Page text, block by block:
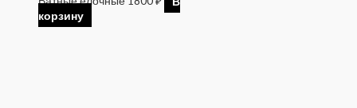
корзину